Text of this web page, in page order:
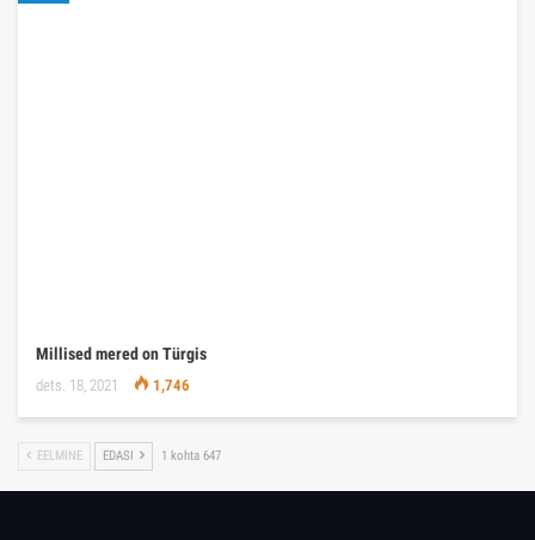
Millised mered on Türgis
dets. 18, 2021 1,746
EELMINE EDASI 1 kohta 647